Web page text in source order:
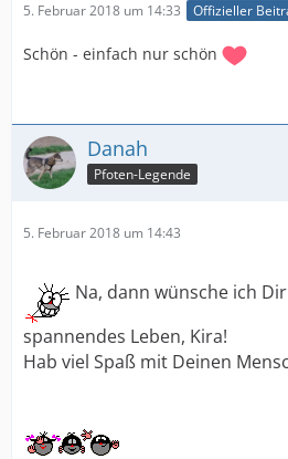
5. Februar 2018 um 14:33 Offizieller
Schön - einfach nur schön
Danah
Pfoten-Legende
5. Februar 2018 um 14:43
Na, dann wünsche ich
spannendes Leben, Kira!
Hab viel Spaß mit Deinen